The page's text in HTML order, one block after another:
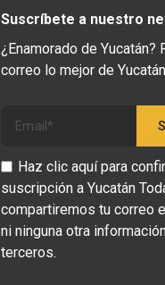
Suscríbete a nuestro
¿Enamorado de Yucatán?
correo lo mejor de
Haz clic aquí para
suscripción a Yucatán
compartiremos tu correo
ni ninguna otra
terceros.